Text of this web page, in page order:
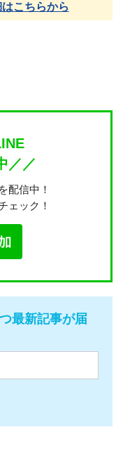
こちらから
／／
配信中！
ェック！
最新記事が届